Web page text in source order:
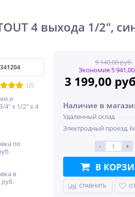
4 выхода 1/2",
(2)
и
4" х 1/2" х 4
по
в
руб.
9 140,00 руб.
Экономия 5
3 199,00
Наличие в
Удаленный склад
Электродный проезд,
- +
В
СРАВНИТЬ